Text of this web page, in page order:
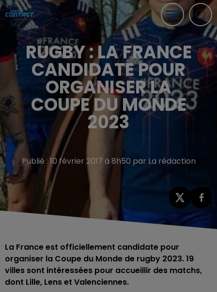
RUGBY : LA FRANCE
CANDIDATE POUR
ORGANISER LA
COUPE DU MONDE
2023
Publié : 10 février 2017 à 8h50 par La rédaction
La France est officiellement candidate pour
organiser la Coupe du Monde de rugby 2023. 19
villes sont intéressées pour accueillir des matchs,
dont Lille, Lens et Valenciennes.